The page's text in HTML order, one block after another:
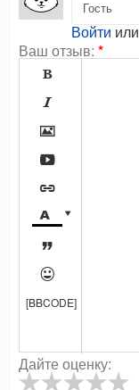
Войти или
Ваш отзыв: *









[BBCODE]
Дайте оценку: